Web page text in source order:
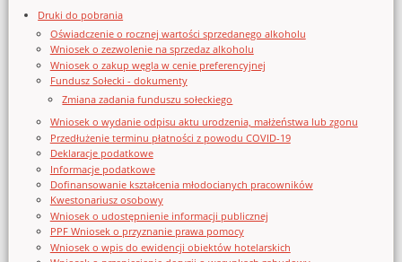
Druki do pobrania
Oświadczenie o rocznej wartości sprzedanego alkoholu
Wniosek o zezwolenie na sprzedaz alkoholu
Wniosek o zakup węgla w cenie preferencyjnej
Fundusz Sołecki - dokumenty
Zmiana zadania funduszu sołeckiego
Wniosek o wydanie odpisu aktu urodzenia, małżeństwa lub zgonu
Przedłużenie terminu płatności z powodu COVID-19
Deklaracje podatkowe
Informacje podatkowe
Dofinansowanie kształcenia młodocianych pracowników
Kwestonariusz osobowy
Wniosek o udostępnienie informacji publicznej
PPF Wniosek o przyznanie prawa pomocy
Wniosek o wpis do ewidencji obiektów hotelarskich